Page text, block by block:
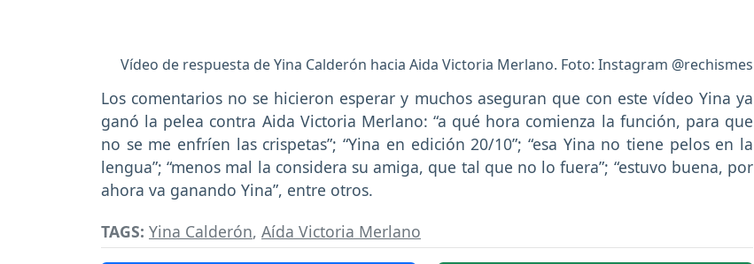
Vídeo de respuesta de Yina Calderón hacia Aida Victoria Merlano. Foto: Instagram @rechismes
Los comentarios no se hicieron esperar y muchos aseguran que con este vídeo Yina ya
ganó la pelea contra Aida Victoria Merlano: “a qué hora comienza la función, para que
no se me enfríen las crispetas”; “Yina en edición 20/10”; “esa Yina no tiene pelos en la
lengua”; “menos mal la considera su amiga, que tal que no lo fuera”; “estuvo buena, por
ahora va ganando Yina”, entre otros.
TAGS: Yina Calderón, Aída Victoria Merlano